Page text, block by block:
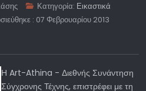
Κατηγορία: Εικαστικά
: 07 Φεβρουαρίου 2013
Η Art-Athina - Διεθνής Συνάντηση
Σύγχρονης Τέχνης, επιστρέφει με τη